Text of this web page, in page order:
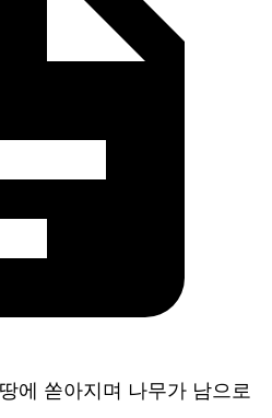
에 쏟아지며 나무가 남으로